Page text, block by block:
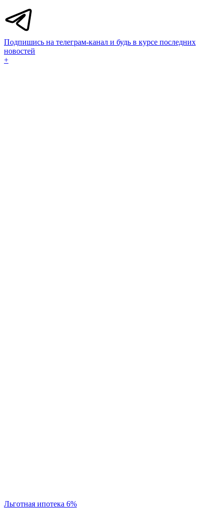
Подпишись на телеграм-канал и будь в курсе последних
новостей
+
Льготная ипотека 6%